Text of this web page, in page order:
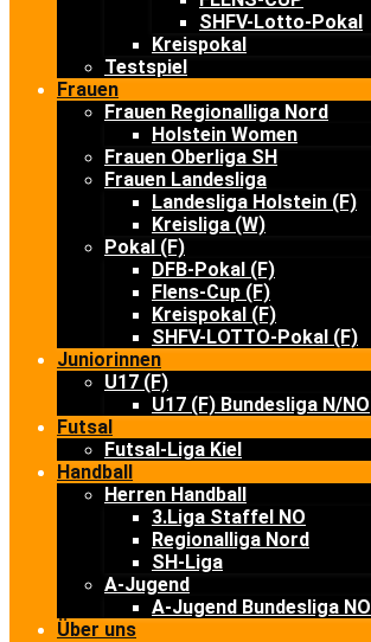
SHFV-Lotto-Pokal
Kreispokal
Testspiel
Frauen
Frauen Regionalliga Nord
Holstein Women
Frauen Oberliga SH
Frauen Landesliga
Landesliga Holstein (F)
Kreisliga (W)
Pokal (F)
DFB-Pokal (F)
Flens-Cup (F)
Kreispokal (F)
SHFV-LOTTO-Pokal (F)
Juniorinnen
U17 (F)
U17 (F) Bundesliga N/NO
Futsal
Futsal-Liga Kiel
Handball
Herren Handball
3.Liga Staffel NO
Regionalliga Nord
SH-Liga
A-Jugend
A-Jugend Bundesliga NO
Über uns